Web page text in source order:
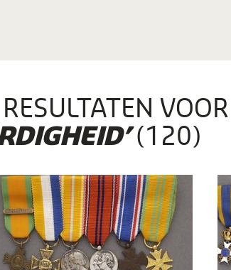
VOOR
(120)